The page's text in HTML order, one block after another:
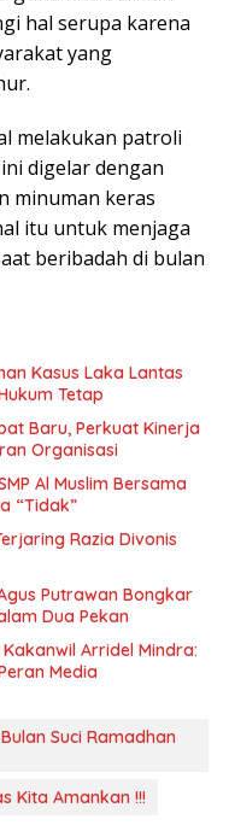
hal serupa karena
yang
melakukan patroli
digelar dengan
minuman keras
itu untuk menjaga
beribadah di bulan
Kasus Laka Lantas
Tetap
Baru, Perkuat Kinerja
Organisasi
Al Muslim Bersama
“Tidak”
Razia Divonis
Putrawan Bongkar
Dua Pekan
Arridel Mindra:
Media
Suci Ramadhan
Kita Amankan !!!